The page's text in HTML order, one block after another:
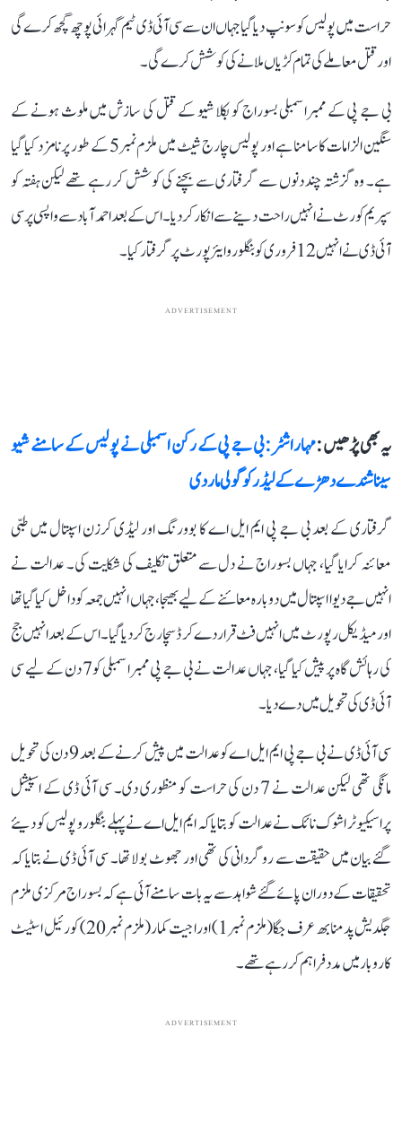
حراست میں پولیس کو سونپ دیا گیا جہاں ان سے سی آئی ڈی ٹیم گہرائی پوچھ گچھ کرے گی
اور قتل معاملے کی تمام کڑیاں ملانے کی کوشش کرے گی۔
بی جے پی کے ممبراسمبلی بسوراج کو بکلا شیو کے قتل کی سازش میں ملوث ہونے کے
سنگین الزامات کا سامنا ہے اور پولیس چارج شیٹ میں ملزم نمبر5 کے طور پر نامزد کیا گیا
ہے۔ وہ گزشتہ چند دنوں سے گرفتاری سے بچنے کی کوشش کر رہے تھے لیکن ہفتہ کو
سپریم کورٹ نے انہیں راحت دینے سے انکار کر دیا۔ اس کے بعد احمد آباد سے واپسی پر سی
آئی ڈی نے انہیں 12 فروری کو بنگلورو ایئرپورٹ پر گرفتار کیا۔
ADVERTISEMENT
یہ بھی پڑھیں :مہاراشٹر: بی جے پی کے رکن اسمبلی نے پولیس کے سامنے شیو
سینا شندے دھڑے کے لیڈر کو گولی مار دی
گرفتاری کے بعد بی جے پی ایم ایل اے کا بوورنگ اور لیڈی کرزن اسپتال میں طبی
معائنہ کرایا گیا، جہاں بسوراج نے دل سے متعلق تکلیف کی شکایت کی۔ عدالت نے
انہیں جے دیوا اسپتال میں دوبارہ معائنے کے لیے بھیجا، جہاں انہیں جمعہ کو داخل کیا گیا تھا
اور میڈیکل رپورٹ میں انہیں فٹ قرار دے کر ڈسچارج کردیا گیا۔ اس کے بعد انہیں جج
کی رہائش گاہ پر پیش کیا گیا، جہاں عدالت نے بی جے پی ممبراسمبلی کو 7 دن کے لیے سی
آئی ڈی کی تحویل میں دے دیا۔
سی آئی ڈی نے بی جے پی ایم ایل اے کوعدالت میں پیش کرنے کے بعد 9 دن کی تحویل
مانگی تھی لیکن عدالت نے 7 دن کی حراست کو منظوری دی۔ سی آئی ڈی کے اسپیشل
پراسیکیوٹر اشوک نائک نے عدالت کو بتایا کہ ایم ایل اے نے پہلے بنگلورو پولیس کو دیئے
گئے بیان میں حقیقت سے روگردانی کی تھی اور جھوٹ بولا تھا۔ سی آئی ڈی نے بتایا کہ
تحقیقات کے دوران پائے گئے شواہد سے یہ بات سامنے آئی ہے کہ بسوراج مرکزی ملزم
جگدیش پدمنابھ عرف جگا (ملزم نمبر 1) اور اجیت کمار (ملزم نمبر 20) کو رئیل اسٹیٹ
کاروبار میں مدد فراہم کر رہے تھے۔
ADVERTISEMENT